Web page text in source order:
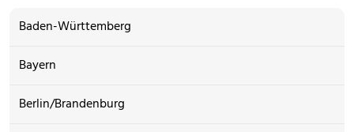
Baden-Württemberg
Bayern
Berlin/Brandenburg